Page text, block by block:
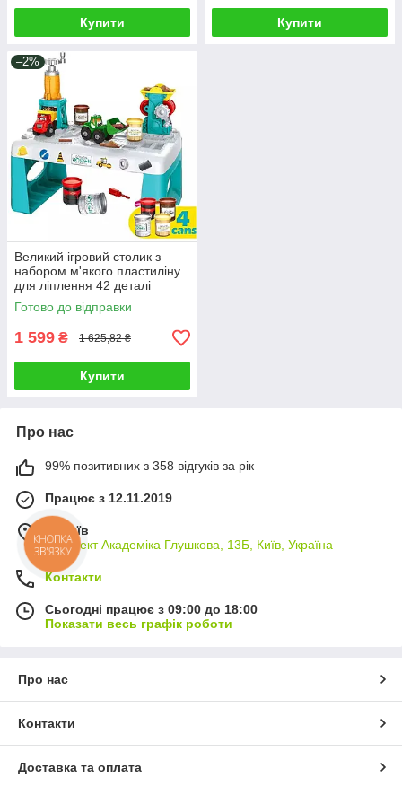
Купити Купити
–2%
Великий ігровий столик з
набором м'якого пластиліну
для ліплення 42 деталі
машинки конструктор 4
кольори будівництво
Готово до відправки
1 599 ₴ 1 625,82 ₴
Купити
Про нас
99% позитивних з 358 відгуків за рік
Працює з 12.11.2019
м. Київ
проспект Академіка Глушкова, 13Б, Київ, Україна
Контакти
Сьогодні працює з 09:00 до 18:00
Показати весь графік роботи
Про нас
Контакти
Доставка та оплата
КНОПКА
ЗВ'ЯЗКУ